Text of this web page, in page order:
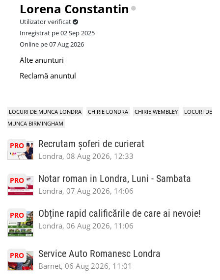
Lorena Constantin
Utilizator verificat
Inregistrat pe 02 Sep 2025
Online pe 07 Aug 2026
Alte anunturi
Reclamă anuntul
LOCURI DE MUNCA LONDRA CHIRIE LONDRA CHIRIE WEMBLEY
LOCURI DE
MUNCA BIRMINGHAM
PRO Recrutam șoferi de curierat
Londra, 08 Aug 2026, 12:33
PRO Notar roman in Londra, Luni - Sambata
Londra, 07 Aug 2026, 14:06
PRO Obține rapid calificările de care ai nevoie!
Londra, 06 Aug 2026, 11:06
PRO Service Auto Romanesc Londra
Barnet, 06 Aug 2026, 11:01